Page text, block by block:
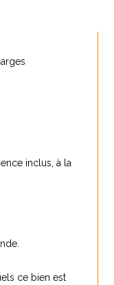
inclus, à la
ce bien est